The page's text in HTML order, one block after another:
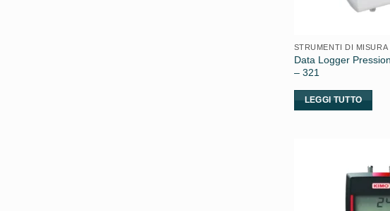
STRUMENTI DI MISURA
Data Logger
– 321
LEGGI TUTTO